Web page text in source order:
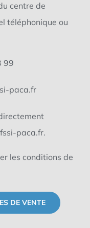
centre de
téléphonique ou
99
paca.fr
paca.fr.
les conditions de
DE VENTE